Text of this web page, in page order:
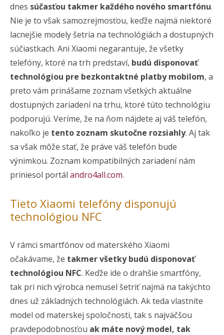
dnes súčasťou takmer každého nového smartfónu.
Nie je to však samozrejmosťou, keďže najmä niektoré
lacnejšie modely šetria na technológiách a dostupných
súčiastkach. Ani Xiaomi negarantuje, že všetky
telefóny, ktoré na trh predstaví, budú disponovať
technológiou pre bezkontaktné platby mobilom, a
preto vám prinášame zoznam všetkých aktuálne
dostupných zariadení na trhu, ktoré túto technológiu
podporujú. Veríme, že na ňom nájdete aj váš telefón,
nakoľko je tento zoznam skutočne rozsiahly. Aj tak
sa však môže stať, že práve váš telefón bude
výnimkou. Zoznam kompatibilných zariadení nám
priniesol portál andro4all.com.
Tieto Xiaomi telefóny disponujú
technológiou NFC
V rámci smartfónov od materského Xiaomi
očakávame, že takmer všetky budú disponovať
technológiou NFC. Keďže ide o drahšie smartfóny,
tak pri nich výrobca nemusel šetriť najmä na takýchto
dnes už základných technológiách. Ak teda vlastníte
model od materskej spoločnosti, tak s najväčšou
pravdepodobnosťou ak máte nový model, tak